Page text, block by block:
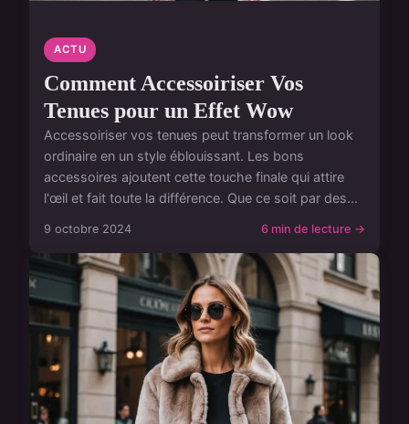
ACTU
Comment Accessoiriser Vos
Tenues pour un Effet Wow
Accessoiriser vos tenues peut transformer un look
ordinaire en un style éblouissant. Les bons
accessoires ajoutent cette touche finale qui attire
l'œil et fait toute la différence. Que ce soit par des...
9 octobre 2024 6 min de lecture →